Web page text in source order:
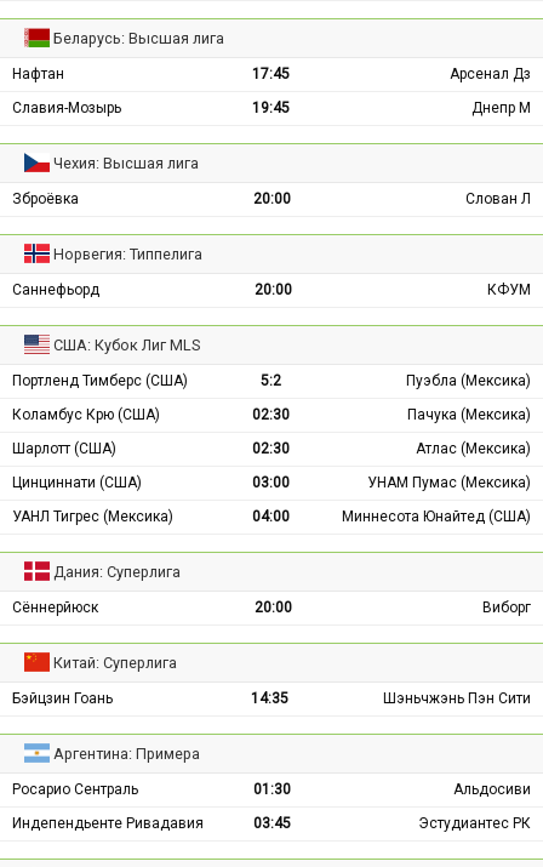
Беларусь: Высшая лига
Нафтан 17:45
Арсенал Дз
Славия-Мозырь
19:45 Днепр М
Чехия: Высшая лига
Зброёвка 20:00 Слован Л
Норвегия: Типпелига
Саннефьорд 20:00 КФУМ
США: Кубок Лиг MLS
Портленд Тимберс (США) 5:2
Пуэбла (Мексика)
Коламбус Крю (США)
02:30
Пачука (Мексика)
Шарлотт (США)
02:30
Атлас (Мексика)
Цинциннати (США)
03:00
УНАМ Пумас (Мексика)
УАНЛ Тигрес (Мексика)
04:00 Миннесота Юнайтед (США)
Дания: Суперлига
Сённерйюск 20:00 Виборг
Китай: Суперлига
Бэйцзин Гоань 14:35 Шэньчжэнь Пэн Сити
Аргентина: Примера
Росарио Сентраль 01:30
Альдосиви
Индепендьенте Ривадавия
03:45 Эстудиантес РК